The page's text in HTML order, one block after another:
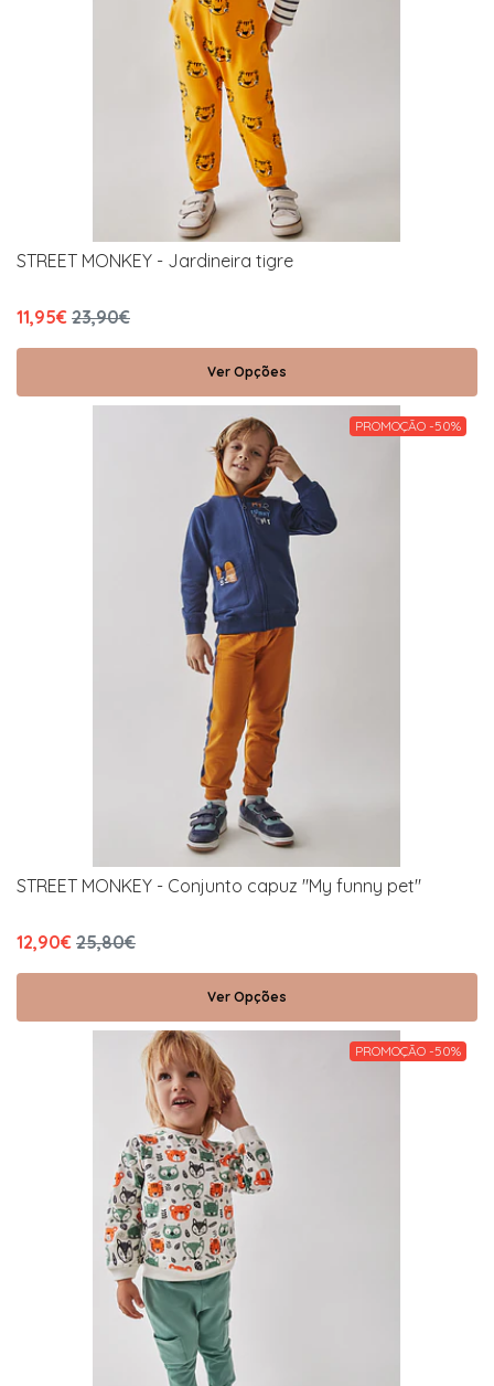
STREET MONKEY - Jardineira tigre
11,95€ 23,90€
Ver Opções
PROMOÇÃO -50%
STREET MONKEY - Conjunto capuz "My funny pet"
12,90€ 25,80€
Ver Opções
PROMOÇÃO -50%